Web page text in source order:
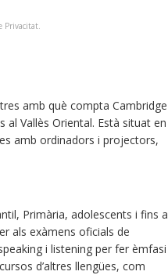
Privacitat.
amb què compta Cambridge
al Vallès Oriental. Està situat en
amb ordinadors i projectors,
Primària, adolescents i fins a
als exàmens oficials de
i listening per fer èmfasi
d’altres llengües, com